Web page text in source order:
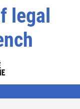
legal